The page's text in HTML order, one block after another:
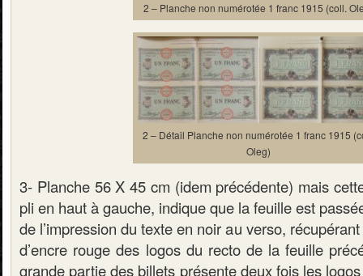
2 – Planche non numérotée 1 franc 1915 (coll.
2 – Détail Planche non numérotée 1 franc 1915
Oleg)
3- Planche 56 X 45 cm (idem précédente) mais
pli en haut à gauche, indique que la feuille est
de l’impression du texte en noir au verso,
d’encre rouge des logos du recto de la feuille
grande partie des billets présente deux fois les